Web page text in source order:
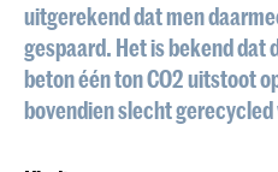
uitgerekend dat men
gespaard. Het is bekend dat
beton één ton CO2 uitstoot
bovendien slecht gerecycled